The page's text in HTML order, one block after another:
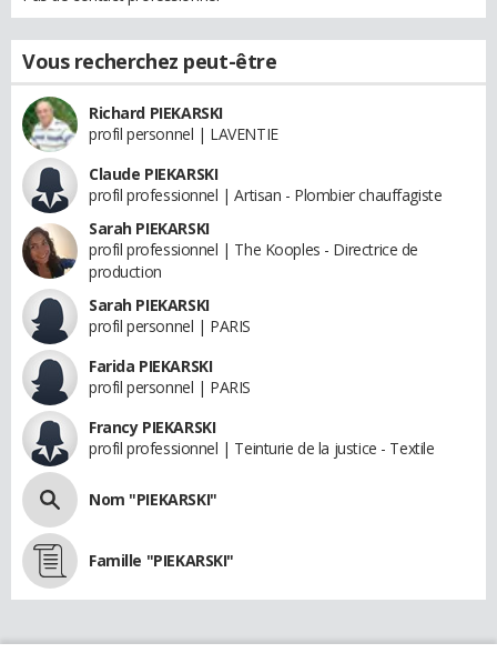
Vous recherchez peut-être
Richard PIEKARSKI
profil personnel | LAVENTIE
Claude PIEKARSKI
profil professionnel | Artisan - Plombier chauffagiste
Sarah PIEKARSKI
profil professionnel | The Kooples - Directrice de
production
Sarah PIEKARSKI
profil personnel | PARIS
Farida PIEKARSKI
profil personnel | PARIS
Francy PIEKARSKI
profil professionnel | Teinturie de la justice - Textile
Nom "PIEKARSKI"
Famille "PIEKARSKI"